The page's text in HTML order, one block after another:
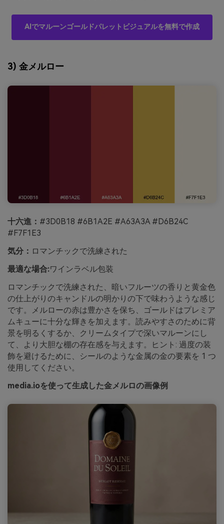
AIでマルーンゴールドパレットビジュアルを無料で作成
3) 金メルロー
十六進： #3D0B18 #6B1A2E #A63A3A #D6B24C
#F7F1E3
気分： ロマンチックで洗練された
最適な場合:ワインラベル包装
ロマンチックで洗練された、暗いフルーツの香りと黄金色
の仕上がりのキャンドルの明かりの下で味わうような感じ
です。メルローの赤は豊かさを保ち、ゴールドはプレミア
ムキューに十分な輝きを加えます。読みやすさのために背
景を明るくするか、クリームタイプで深いマルーンにし
て、より大胆な棚の存在感を与えます。ヒント: 過度の装
飾を避けるために、シールのような金属の金の要素を 1 つ
使用してください。
media.ioを使って生成した金メルロの画像例